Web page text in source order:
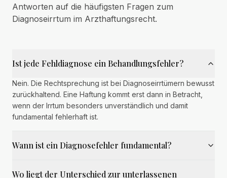
Antworten auf die häufigsten Fragen zum
Diagnoseirrtum im Arzthaftungsrecht.
Ist jede Fehldiagnose ein Behandlungsfehler?
Nein. Die Rechtsprechung ist bei Diagnoseirrtümern bewusst
zurückhaltend. Eine Haftung kommt erst dann in Betracht,
wenn der Irrtum besonders unverständlich und damit
fundamental fehlerhaft ist.
Wann ist ein Diagnosefehler fundamental?
Wo liegt der Unterschied zur unterlassenen